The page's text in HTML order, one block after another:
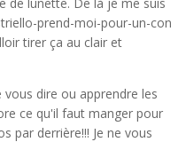
prend-moi-pour-un-con
tirer ça au clair et
dire ou apprendre les
ce qu'il faut manger pour
par derrière!!! Je ne vous